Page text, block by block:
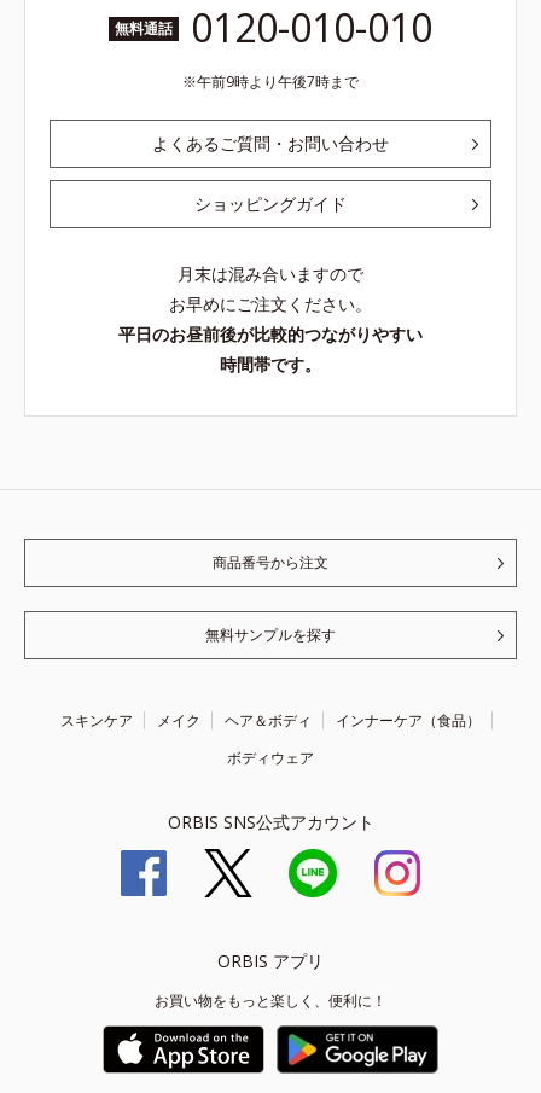
無料通話 0120-010-010
午前9時より午後7時まで
よくあるご質問・お問い合わせ
ショッピングガイド
月末は混み合いますので
お早めにご注文ください。
平日のお昼前後が比較的つながりやすい
時間帯です。
商品番号から注文
無料サンプルを探す
スキンケア メイク ヘア＆ボディ
インナーケア（食品）
ボディウェア
ORBIS SNS公式アカウント
ORBIS アプリ
お買い物をもっと楽しく、便利に！